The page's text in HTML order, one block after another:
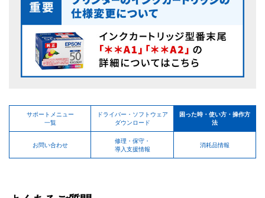
サポートメニュー
一覧
ドライバー・ソフトウェア
ダウンロード
困った時・使い方・操作方
法
お問い合わせ
修理・保守・
導入支援情報
消耗品情報